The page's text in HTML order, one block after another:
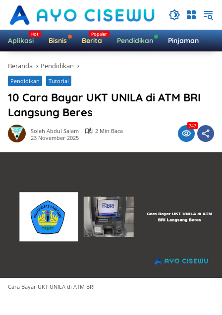
Langsung
konten
Aplikasi Bisnis Berita Pendidikan Pinjaman
Beranda Pendidikan
Pendidikan Tutorial
10 Cara Bayar UKT UNILA di ATM BRI
Langsung Beres
Soleh Abdul Salam
2 Min Baca
23 November 2025
747
Cara Bayar UKT UNILA di ATM BRI